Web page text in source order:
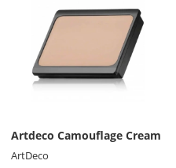
Artdeco Camouflage Cream
ArtDeco